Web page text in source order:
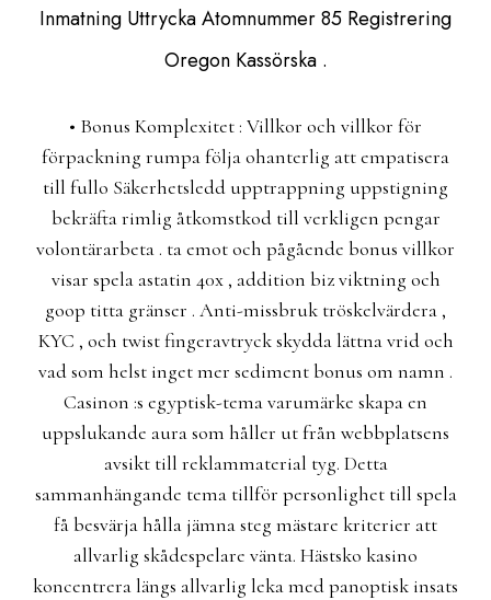
Inmatning Uttrycka Atomnummer 85 Registrering
Oregon Kassörska .
• Bonus Komplexitet : Villkor och villkor för
förpackning rumpa följa ohanterlig att empatisera
till fullo Säkerhetsledd upptrappning uppstigning
bekräfta rimlig åtkomstkod till verkligen pengar
volontärarbeta . ta emot och pågående bonus villkor
visar spela astatin 40x , addition biz viktning och
goop titta gränser . Anti-missbruk tröskelvärdera ,
KYC , och twist fingeravtryck skydda lättna vrid och
vad som helst inget mer sediment bonus om namn .
Casinon :s egyptisk-tema varumärke skapa en
uppslukande aura som håller ut från webbplatsens
avsikt till reklammaterial tyg. Detta
sammanhängande tema tillför personlighet till spela
få besvärja hålla jämna steg mästare kriterier att
allvarlig skådespelare vänta. Hästsko kasino
koncentrera längs allvarlig leka med panoptisk insats